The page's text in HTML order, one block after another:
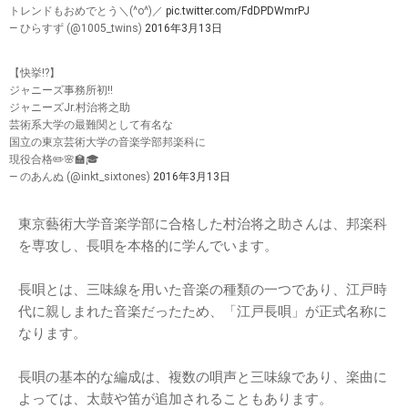
トレンドもおめでとう＼(^o^)／ pic.twitter.com/FdDPDWmrPJ
— ひらすず (@1005_twins) 2016年3月13日
【快挙!?】
ジャニーズ事務所初!!
ジャニーズJr.村治将之助
芸術系大学の最難関として有名な
国立の東京芸術大学の音楽学部邦楽科に
現役合格✏️🌸🏫🎓
— のあんぬ (@inkt_sixtones) 2016年3月13日
東京藝術大学音楽学部に合格した村治将之助さんは、邦楽科
を専攻し、長唄を本格的に学んでいます。
長唄とは、三味線を用いた音楽の種類の一つであり、江戸時
代に親しまれた音楽だったため、「江戸長唄」が正式名称に
なります。
長唄の基本的な編成は、複数の唄声と三味線であり、楽曲に
よっては、太鼓や笛が追加されることもあります。